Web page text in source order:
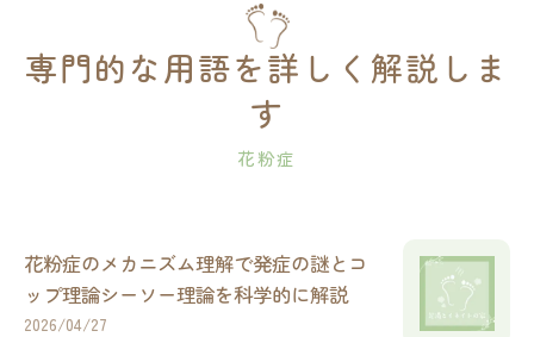
専門的な用語を詳しく解説しま
す
花粉症
花粉症のメカニズム理解で発症の謎とコ
ップ理論シーソー理論を科学的に解説
2026/04/27